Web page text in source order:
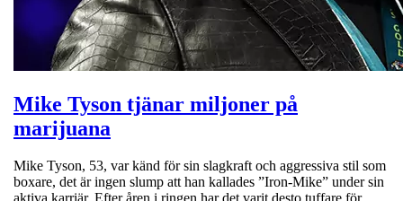
Mike Tyson tjänar miljoner på
marijuana
Mike Tyson, 53, var känd för sin slagkraft och aggressiva stil som
boxare, det är ingen slump att han kallades ”Iron-Mike” under sin